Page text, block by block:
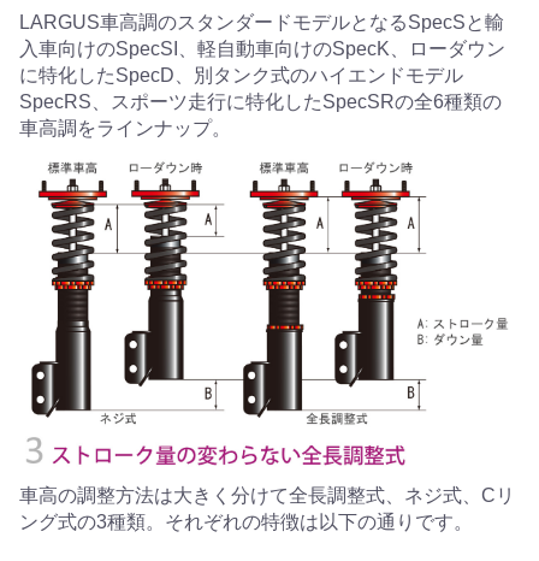
LARGUS車高調のスタンダードモデルとなるSpecSと輸
入車向けのSpecSI、軽自動車向けのSpecK、ローダウン
に特化したSpecD、別タンク式のハイエンドモデル
SpecRS、スポーツ走行に特化したSpecSRの全6種類の
車高調をラインナップ。
車高の調整方法は大きく分けて全長調整式、ネジ式、Cリ
ング式の3種類。それぞれの特徴は以下の通りです。